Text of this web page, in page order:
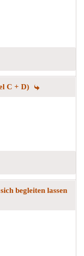
C + D)
begleiten lassen